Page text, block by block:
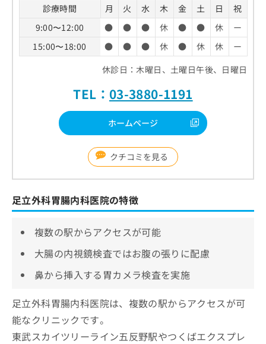
診療時間 月 火 水 木 金 土 日
祝
9:00〜12:00
● ● ● 休 ● ● 休
ー
15:00〜18:00
● ● ● 休 ● 休 休
ー
休診日：木曜日、土曜日午後、日曜日
TEL： 03-3880-1191
ホームページ
クチコミを見る
足立外科胃腸内科医院の特徴
複数の駅からアクセスが可能
大腸の内視鏡検査ではお腹の張りに配慮
鼻から挿入する胃カメラ検査を実施
足立外科胃腸内科医院は、複数の駅からアクセスが可
能なクリニックです。
東武スカイツリーライン五反野駅やつくばエクスプレ